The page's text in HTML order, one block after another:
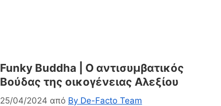
Funky Buddha | Ο αντισυμβατικός
Βούδας της οικογένειας Αλεξίου
25/04/2024 από By De-Facto Team